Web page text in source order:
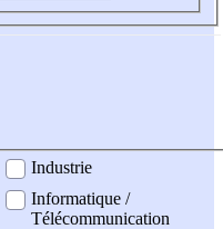
Industrie
Informatique /
Télécommunication